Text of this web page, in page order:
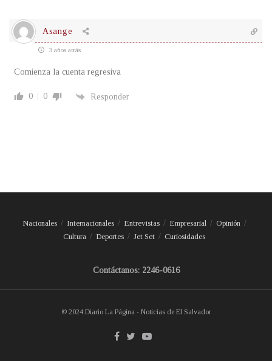
Asange
3 años atrás
Comienza la cuenta regresiva
0 0 Responder
Nacionales Internacionales Entrevistas Empresarial
Opinión
Cultura
Deportes Jet Set Curiosidades
Contáctanos: 2246-0616
© 2024 Diario La Página - Noticias de El Salvador